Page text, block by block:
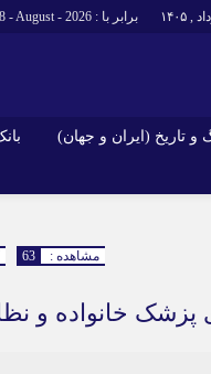
برابر با : Saturday - 8 - August - 2026
و تاریخ (ایران و جهان)
گزارش‌هایمشاهده : 63
پزشک خانواده و